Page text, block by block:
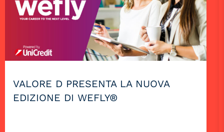
VALORE D PRESENTA LA NUOVA
EDIZIONE DI WEFLY®